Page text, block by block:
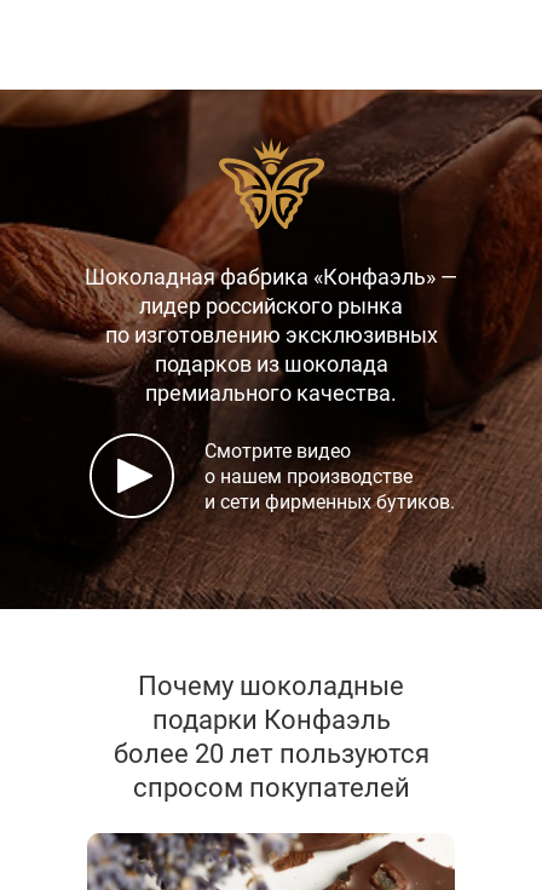
Шоколадная фабрика «Конфаэль» —
лидер российского рынка
по изготовлению эксклюзивных
подарков из шоколада
премиального качества.
Смотрите видео
о нашем производстве
и сети фирменных бутиков.
Почему шоколадные
подарки Конфаэль
более 20 лет пользуются
спросом покупателей